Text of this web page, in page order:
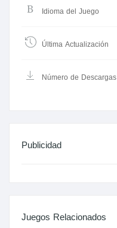
Idioma del Juego
Última Actualización
Número de Descargas
Publicidad
Juegos Relacionados